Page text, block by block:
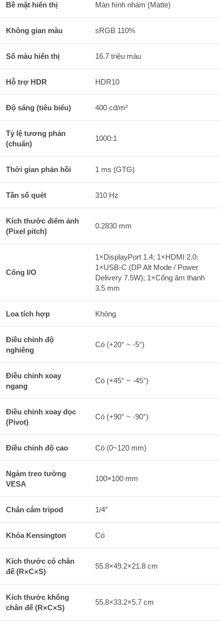
Bề mặt hiển thị Màn hình nhám (Matte)
Không gian màu sRGB 110%
Số màu hiển thị 16.7 triệu màu
Hỗ trợ HDR HDR10
Độ sáng (tiêu biểu) 400 cd/m²
Tỷ lệ tương phản
(chuẩn)
1000:1
Thời gian phản hồi 1 ms (GTG)
Tần số quét 310 Hz
Kích thước điểm ảnh
(Pixel pitch)
0.2830 mm
Cổng I/O
1×DisplayPort 1.4; 1×HDMI 2.0;
1×USB-C (DP Alt Mode / Power
Delivery 7.5W); 1×Cổng âm thanh
3.5 mm
Loa tích hợp Không
Điều chỉnh độ
nghiêng
Có (+20° ~ -5°)
Điều chỉnh xoay
ngang
Có (+45° ~ -45°)
Điều chỉnh xoay dọc
(Pivot)
Có (+90° ~ -90°)
Điều chỉnh độ cao Có (0~120 mm)
Ngàm treo tường
VESA
100×100 mm
Chân cắm tripod 1/4″
Khóa Kensington Có
Kích thước có chân
đế (R×C×S)
55.8×49.2×21.8 cm
Kích thước không
chân đế (R×C×S)
55.8×33.2×5.7 cm